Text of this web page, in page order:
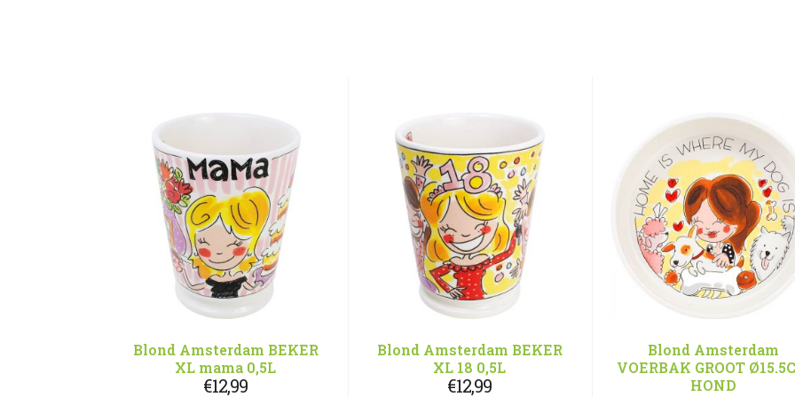
Blond Amsterdam BEKER
XL mama 0,5L
€12,99
Blond Amsterdam BEKER
XL 18 0,5L
€12,99
Blond Amsterdam
VOERBAK GROOT
HOND